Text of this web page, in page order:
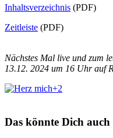
Inhaltsverzeichnis (PDF)
Zeitleiste (PDF)
Nächstes Mal live und zum
13.12. 2024 um 16 Uhr auf
+2
Das könnte Dich auch